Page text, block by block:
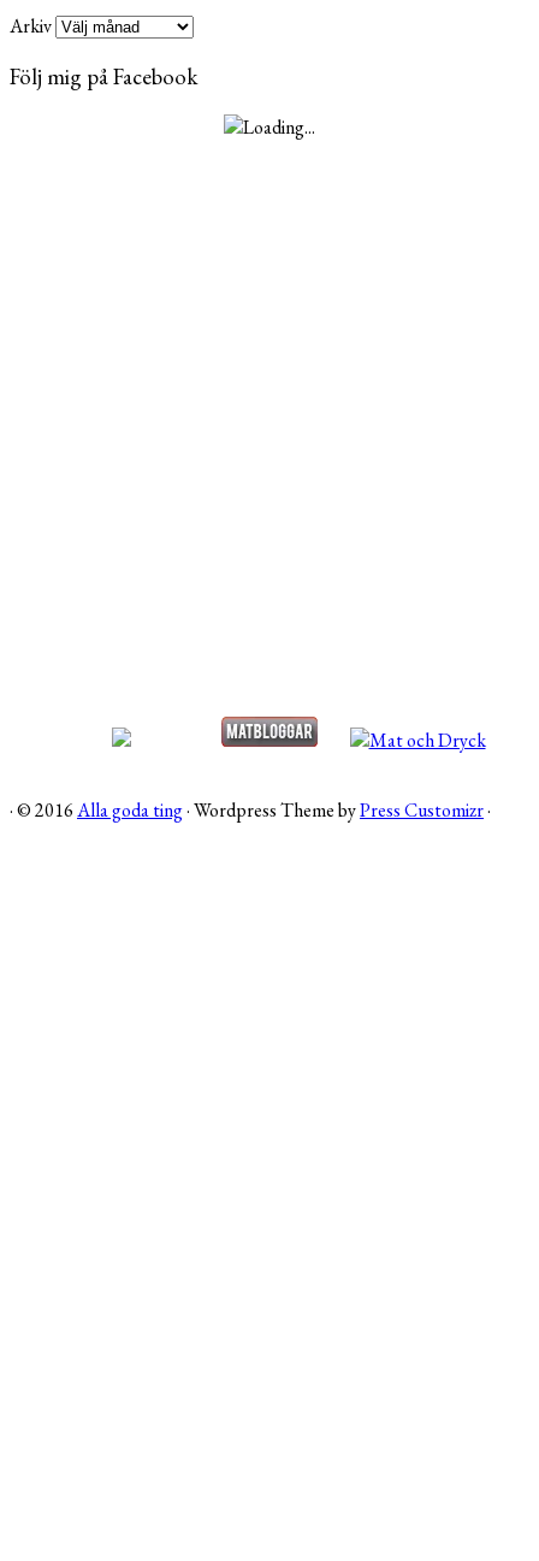
Arkiv
Följ mig på Facebook
·© 2016Alla goda ting·Wordpress Theme byPress Customizr·